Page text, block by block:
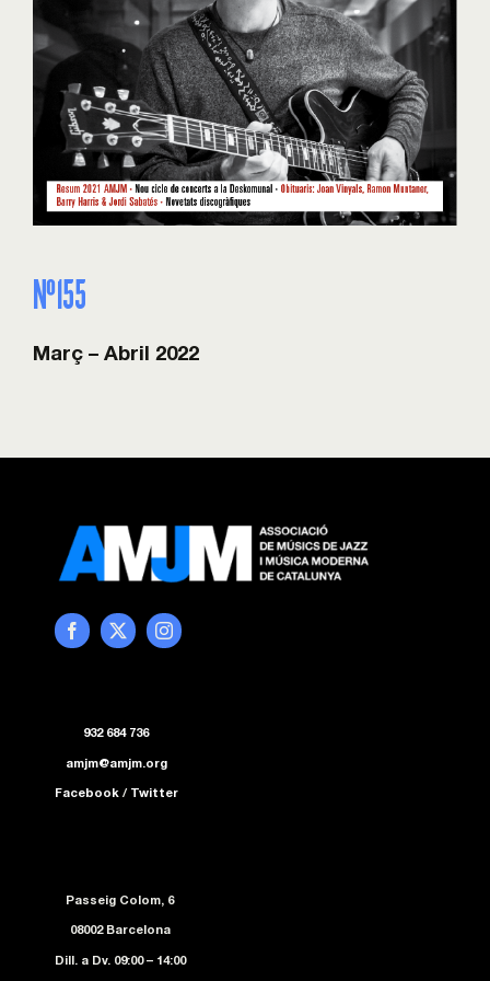
Nº155
Març – Abril 2022
932 684 736
amjm@amjm.org
Facebook/ Twitter
Passeig Colom, 6
08002 Barcelona
Dill. a Dv. 09:00 – 14:00